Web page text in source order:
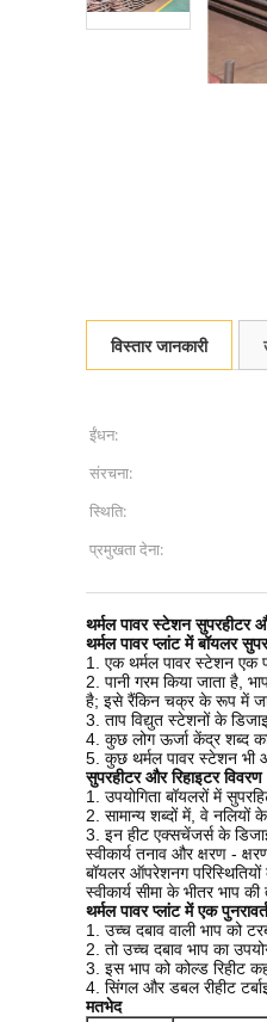
विस्तार जानकारी
ईंधन:
संरचना:
स्थिति:
प्रमुखता देना:
थर्मल पावर स्टेशन सुपरहीटर
थर्मल पावर प्लांट में बॉयलर
1. एक थर्मल पावर स्टेशन एक
2. पानी गरम किया जाता है,
है; इसे रैंकिन चक्र के रूप में
3. ताप विद्युत स्टेशनों के
4. कुछ लोग ऊर्जा केंद्र शब्द का
5. कुछ थर्मल पावर स्टेशन भी
सुपरहीटर और रिहाइटर विवरण
1. उपयोगिता बॉयलरों में
2. सामान्य शब्दों में, वे
3. इन हीट एक्सचेंजर्स के
स्वीकार्य तनाव और क्षरण -
बॉयलर ऑपरेशनग परिस्थितियों
स्वीकार्य सीमा के भीतर भाप
थर्मल पावर प्लांट में एक
1. उच्च दबाव वाली भाप को
2. तो उच्च दबाव भाप का
3. इस भाप को कोल्ड रिहीट
4. सिंगल और डबल रीहीट
मतभेद